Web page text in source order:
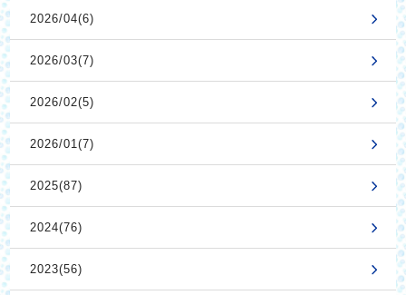
2026/04(6)
2026/03(7)
2026/02(5)
2026/01(7)
2025(87)
2024(76)
2023(56)